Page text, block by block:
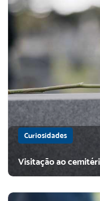
Curiosidades
Visitação ao